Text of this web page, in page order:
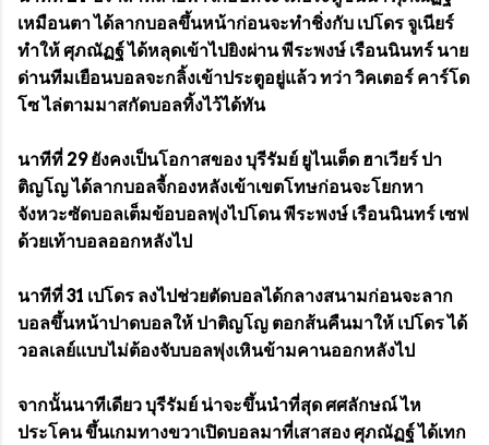
เหมือนตา ได้ลากบอลขึ้นหน้าก่อนจะทำชิ่งกับ เปโดร จูเนียร์
ทำให้ ศุภณัฏฐ์ ได้หลุดเข้าไปยิงผ่าน พีระพงษ์ เรือนนินทร์ นาย
ด่านทีมเยือนบอลจะกลิ้งเข้าประตูอยู่แล้ว ทว่า วิคเตอร์ คาร์โด
โซ ไล่ตามมาสกัดบอลทิ้งไว้ได้ทัน
นาทีที่ 29 ยังคงเป็นโอกาสของ บุรีรัมย์ ยูไนเต็ด ฮาเวียร์ ปา
ติญโญ ได้ลากบอลจี้กองหลังเข้าเขตโทษก่อนจะโยกหา
จังหวะซัดบอลเต็มข้อบอลพุ่งไปโดน พีระพงษ์ เรือนนินทร์ เซฟ
ด้วยเท้าบอลออกหลังไป
นาทีที่ 31 เปโดร ลงไปช่วยตัดบอลได้กลางสนามก่อนจะลาก
บอลขึ้นหน้าปาดบอลให้ ปาติญโญ ตอกส้นคืนมาให้ เปโดร ได้
วอลเลย์แบบไม่ต้องจับบอลพุ่งเหินข้ามคานออกหลังไป
จากนั้นนาทีเดียว บุรีรัมย์ น่าจะขึ้นนำที่สุด ศศลักษณ์ ไห
ประโคน ขึ้นเกมทางขวาเปิดบอลมาที่เสาสอง ศุภณัฏฐ์ ได้เทก